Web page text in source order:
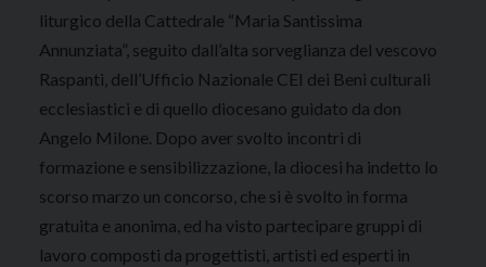
liturgico della Cattedrale “Maria Santissima
Annunziata”, seguito dall’alta sorveglianza del vescovo
Raspanti, dell’Ufficio Nazionale CEI dei Beni culturali
ecclesiastici e di quello diocesano guidato da don
Angelo Milone. Dopo aver svolto incontri di
formazione e sensibilizzazione, la diocesi ha indetto lo
scorso marzo un concorso, che si è svolto in forma
gratuita e anonima, ed ha visto partecipare gruppi di
lavoro composti da progettisti, artisti ed esperti in